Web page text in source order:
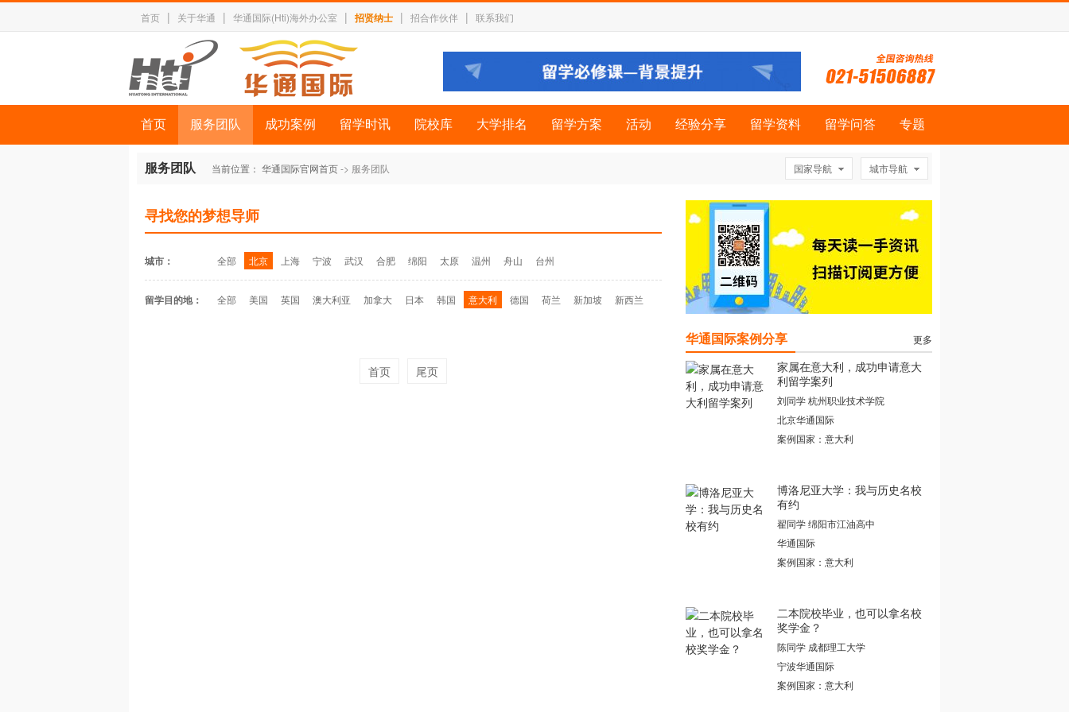
首页 | 关于华通 | 华通国际(Hti)海外办公室 | 招贤纳士 | 招合作伙伴 | 联系我们
首页 服务团队 成功案例 留学时讯 院校库 大学排名 留学方案 活动 经验分享 留学资料 留学问答 专题
服务团队 国家导航 城市导航
当前位置： 华通国际官网首页-> 服务团队
寻找您的梦想导师
城市： 全部 北京 上海 宁波 武汉 合肥 绵阳 太原 温州 舟山 台州
留学目的地： 全部 美国 英国 澳大利亚 加拿大 日本 韩国 意大利 德国 荷兰 新加坡 新西兰
首页 尾页
华通国际案例分享 更多
家属在意大利，成功申请意大
利留学案列
刘同学 杭州职业技术学院
北京华通国际
案例国家：意大利
博洛尼亚大学：我与历史名校
有约
翟同学 绵阳市江油高中
华通国际
案例国家：意大利
二本院校毕业，也可以拿名校
奖学金？
陈同学 成都理工大学
宁波华通国际
案例国家：意大利